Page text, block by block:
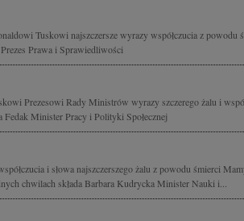
Tuskowi najszczersze wyrazy współczucia z
Prawa i Sprawiedliwości
Prezesowi Rady Ministrów wyrazy szczerego żalu i
Fedak Minister Pracy i Polityki Społecznej
i słowa najszczerszego żalu z powodu śmierci
chwilach składa Barbara Kudrycka Minister Nauki i...